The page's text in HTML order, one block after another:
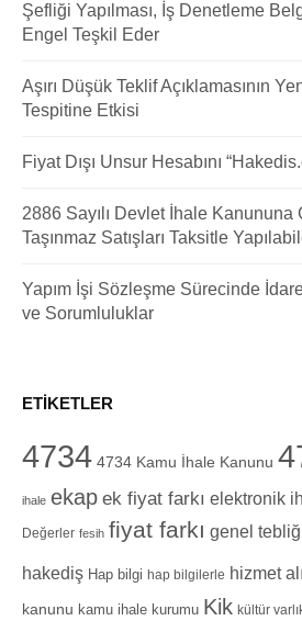
Şefliği Yapılması, İş Denetleme
Engel Teşkil Eder
Aşırı Düşük Teklif Açıklamasının
Tespitine Etkisi
Fiyat Dışı Unsur Hesabını
2886 Sayılı Devlet İhale Kanununa
Taşınmaz Satışları Taksitle
Yapım İşi Sözleşme Sürecinde
ve Sorumluluklar
ETIKETLER
4734 4734 Kamu İhale Kanunu
ihale ekap ek fiyat farkı elektronik
Değerler fesih fiyat farkı genel tebliğ
hakediş Hap bilgi hap bilgilerle hizmet
kanunu kamu ihale kurumu Kik kültür